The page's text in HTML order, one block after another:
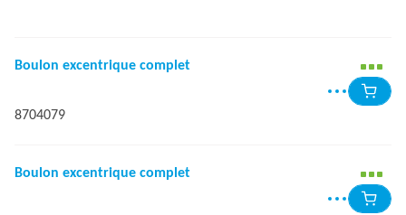
Boulon excentrique complet
8704079
Boulon excentrique complet